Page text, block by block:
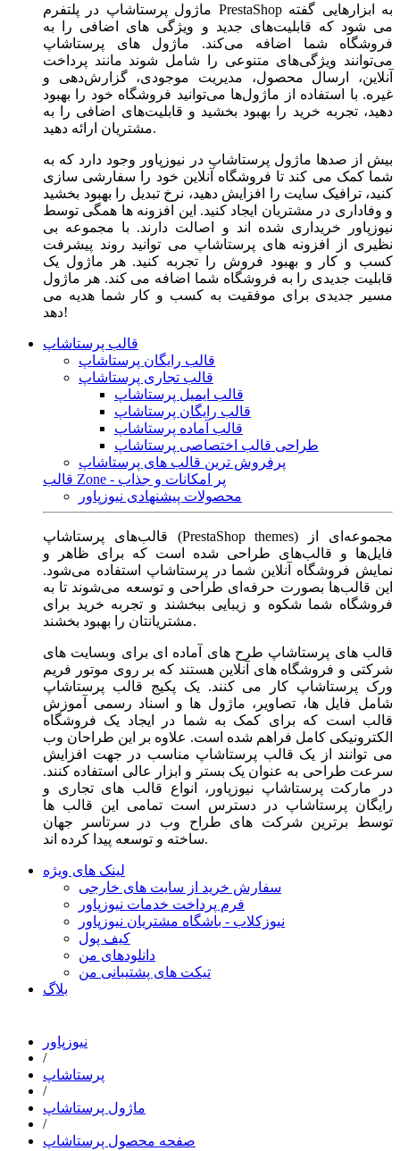
ماژول‌ پرستاشاپ در پلتفرم PrestaShop به ابزارهایی گفته
می شود که قابلیت‌های جدید و ویژگی های اضافی را به
فروشگاه شما اضافه می‌کند. ماژول های پرستاشاپ
می‌توانند ویژگی‌های متنوعی را شامل شوند مانند پرداخت
آنلاین، ارسال محصول، مدیریت موجودی، گزارش‌دهی و
غیره. با استفاده از ماژول‌ها می‌توانید فروشگاه خود را بهبود
دهید، تجربه خرید را بهبود بخشید و قابلیت‌های اضافی را به
مشتریان ارائه دهید.
بیش از صدها ماژول پرستاشاپ در نیوزپاور وجود دارد که به
شما کمک می کند تا فروشگاه آنلاین خود را سفارشی سازی
کنید، ترافیک سایت را افزایش دهید، نرخ تبدیل را بهبود بخشید
و وفاداری در مشتریان ایجاد کنید. این افزونه ها همگی توسط
نیوزپاور خریداری شده اند و اصالت دارند. با مجموعه بی
نظیری از افزونه های پرستاشاپ می توانید روند پیشرفت
کسب و کار و بهبود فروش را تجربه کنید. هر ماژول یک
قابلیت جدیدی را به فروشگاه شما اضافه می کند. هر ماژول
مسیر جدیدی برای موفقیت به کسب و کار شما هدیه می
دهد!
قالب پرستاشاپ
قالب رایگان پرستاشاپ
قالب تجاری پرستاشاپ
قالب ایمیل پرستاشاپ
قالب رایگان پرستاشاپ
قالب آماده پرستاشاپ
طراحی قالب اختصاصی پرستاشاپ
پرفروش ترین قالب های پرستاشاپ
قالب Zone - پر امکانات و جذاب
محصولات پیشنهادی نیوزپاور
قالب‌های پرستاشاپ (PrestaShop themes) مجموعه‌ای از
فایل‌ها و قالب‌های طراحی شده است که برای ظاهر و
نمایش فروشگاه آنلاین شما در پرستاشاپ استفاده می‌شود.
این قالب‌ها بصورت حرفه‌ای طراحی و توسعه می‌شوند تا به
فروشگاه شما شکوه و زیبایی ببخشند و تجربه خرید برای
مشتریانتان را بهبود بخشند.
قالب های پرستاشاپ طرح های آماده ای برای وبسایت های
شرکتی و فروشگاه های آنلاین هستند که بر روی موتور فریم
ورک پرستاشاپ کار می کنند. یک پکیج قالب پرستاشاپ
شامل فایل ها، تصاویر، ماژول ها و اسناد رسمی آموزش
قالب است که برای کمک به شما در ایجاد یک فروشگاه
الکترونیکی کامل فراهم شده است. علاوه بر این طراحان وب
می توانند از یک قالب پرستاشاپ مناسب در جهت افزایش
سرعت طراحی به عنوان یک بستر و ابزار عالی استفاده کنند.
در مارکت پرستاشاپ نیوزپاور، انواع قالب های تجاری و
رایگان پرستاشاپ در دسترس است تمامی این قالب ها
توسط برترین شرکت های طراح وب در سرتاسر جهان
ساخته و توسعه پیدا کرده اند.
لینک های ویژه
سفارش خرید از سایت های خارجی
فرم پرداخت خدمات نیوزپاور
نیوزکلاب - باشگاه مشتریان نیوزپاور
کیف پول
دانلودهای من
تیکت های پشتیبانی من
بلاگ
نیوزپاور
/
پرستاشاپ
/
ماژول پرستاشاپ
/
صفحه محصول پرستاشاپ